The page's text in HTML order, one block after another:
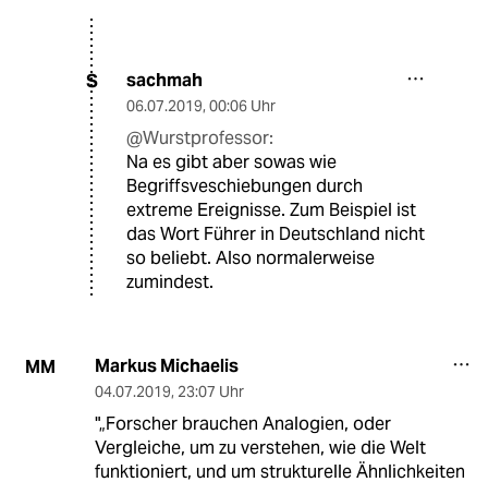
S sachmah
06.07.2019, 00:06 Uhr
@Wurstprofessor:
Na es gibt aber sowas wie
Begriffsveschiebungen durch
extreme Ereignisse. Zum Beispiel ist
das Wort Führer in Deutschland nicht
so beliebt. Also normalerweise
zumindest.
MM Markus Michaelis
04.07.2019, 23:07 Uhr
"„Forscher brauchen Analogien, oder
Vergleiche, um zu verstehen, wie die Welt
funktioniert, und um strukturelle Ähnlichkeiten